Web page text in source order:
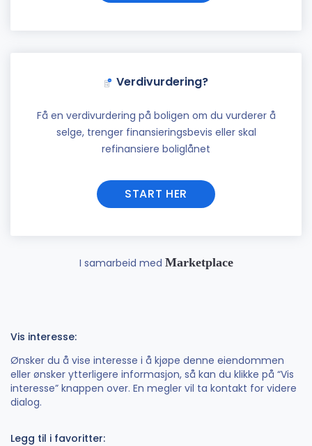
Verdivurdering?
Få en verdivurdering på boligen om du vurderer å
selge, trenger finansieringsbevis eller skal
refinansiere boliglånet
START HER
I samarbeid med Marketplace
Vis interesse:
Ønsker du å vise interesse i å kjøpe denne eiendommen
eller ønsker ytterligere informasjon, så kan du klikke på “Vis
interesse” knappen over. En megler vil ta kontakt for videre
dialog.
Legg til i favoritter: